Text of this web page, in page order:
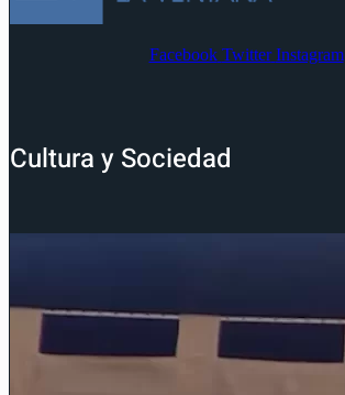
Facebook Twitter Instagram
Cultura y Sociedad